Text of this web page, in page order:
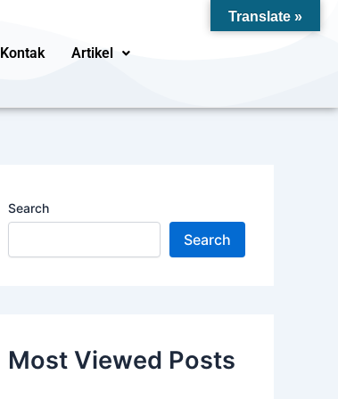
Kontak Artikel
Search
Search
Most Viewed Posts
Translate »